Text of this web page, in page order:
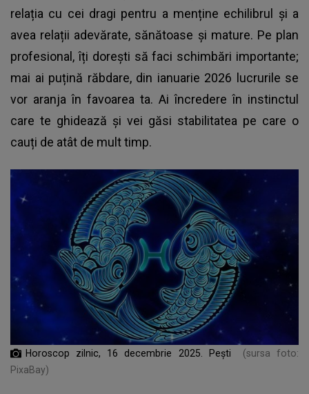
relația cu cei dragi pentru a menține echilibrul și a
avea relații adevărate, sănătoase și mature. Pe plan
profesional, îți dorești să faci schimbări importante;
mai ai puțină răbdare, din ianuarie 2026 lucrurile se
vor aranja în favoarea ta. Ai încredere în instinctul
care te ghidează și vei găsi stabilitatea pe care o
cauți de atât de mult timp.
Horoscop zilnic, 16 decembrie 2025. Pești
(sursa foto:
PixaBay)